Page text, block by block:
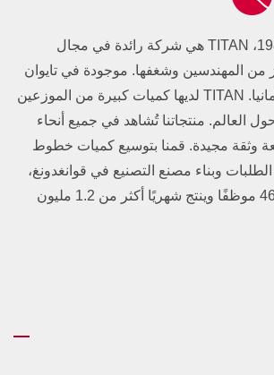
تأسست في عام 1989، TITAN هي شركة رائدة في مجال
من المهندسين وشغفها. موجودة في تايوان
وأنشأت فرعًا في ألمانيا. TITAN لديها كميات كبيرة من الموزعين
العالم. منتجاتنا تُشاهد في جميع أنحاء
وثقة مجيدة. قمنا بتوسيع كميات خطوط
الطلبات وبناء مصنع التصنيع في قوانغدونغ،
الصين، الذي يضم 460 موظفًا وينتج شهريًا أكثر من 1.2 مليون